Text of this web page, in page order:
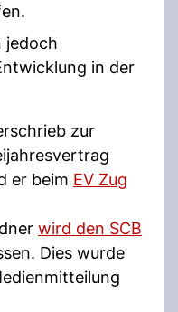
jedoch
in der
zur
er beim EV Zug
wird den SCB
Dies wurde